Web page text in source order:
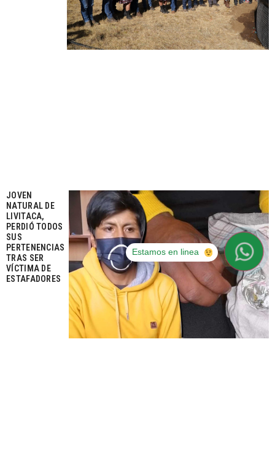
JOVEN
NATURAL DE
LIVITACA,
PERDIÓ TODOS
SUS
PERTENENCIAS
TRAS SER
VÍCTIMA DE
ESTAFADORES
Estamos en linea